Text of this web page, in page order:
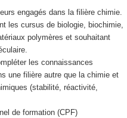
engagés dans la filière chimie.
les cursus de biologie, biochimie,
polymères et souhaitant
les connaissances
une filière autre que la chimie et
(stabilité, réactivité,
de formation (CPF)